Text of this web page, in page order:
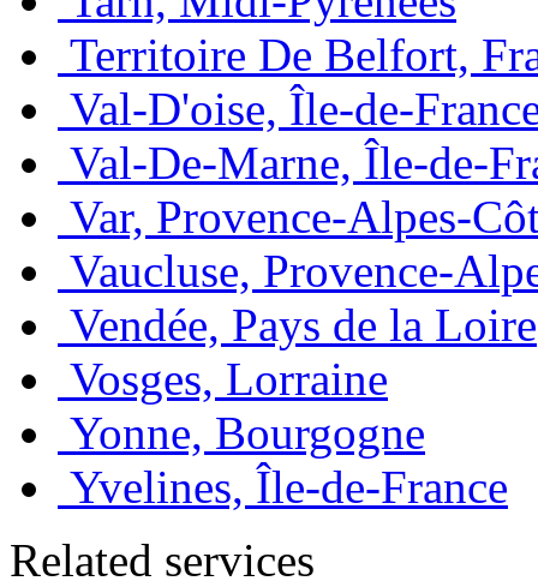
Territoire De Belfort,
Val-D'oise, Île-de-
Val-De-Marne, Île-de-
Var, Provence-Alpes-
Vaucluse, Provence-
Vendée, Pays de la Loire
Vosges, Lorraine
Yonne, Bourgogne
Yvelines, Île-de-France
Related services